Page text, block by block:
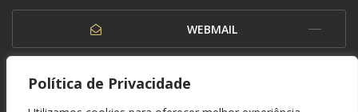
Política de Privacidade
WEBMAIL
OUVIDORIA